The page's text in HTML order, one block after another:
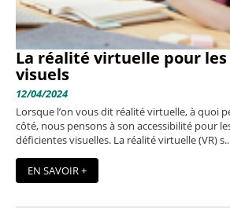
La réalité virtuelle pour
visuels
12/04/2024
Lorsque l’on vous dit réalité virtuelle, à quoi
côté, nous pensons à son accessibilité pour
déficientes visuelles. La réalité virtuelle (VR)
EN SAVOIR +